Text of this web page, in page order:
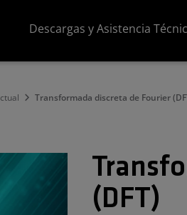
Descargas y Asistencia
Transformada discreta de Fourier
(DFT)